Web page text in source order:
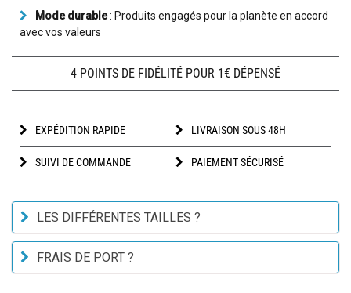
Mode durable: Produits engagés pour la planète en accord
avec vos valeurs
4 POINTS DE FIDÉLITÉ POUR 1€ DÉPENSÉ
EXPÉDITION RAPIDE LIVRAISON SOUS 48H
SUIVI DE COMMANDE PAIEMENT SÉCURISÉ
LES DIFFÉRENTES TAILLES ?
FRAIS DE PORT ?